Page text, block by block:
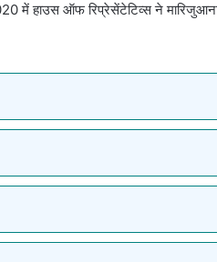
में हाउस ऑफ रिप्रेसेंटेटिव्स ने